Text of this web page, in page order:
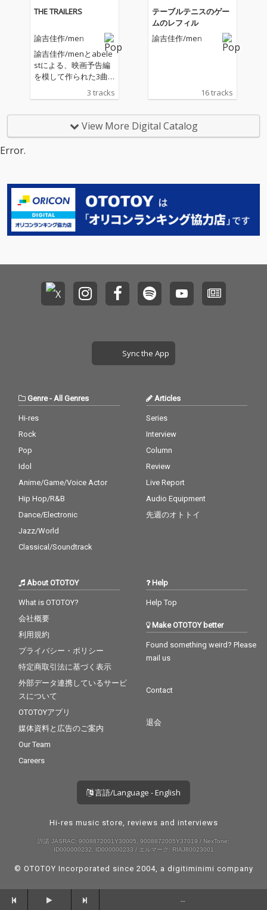
焦らず、運命にへつら
わず過ごすことが私的
との関係や情勢は待っ
てくれず、往々にし
て、大事なことほど急
を要する（というより
的に大事にされるがち
なことこそ、いつでも
いいと感じられるのは
も「今じゃなくてもい
い/それはいつでもい
い」と歌ってきました
が、それはこうしてリ
リースされることにな
行されることです。
映画が設定されてお
り、M1 日常系アドベ
ンチャー（アニメ）、
M2 ホラー（実写）、M
3 カートゥーン系コメ
る。 制作は、作詞作曲
リフ、ミックスなど、
ほぼ全ての工程が共同
THE TRAILERS
諭吉佳作/men
諭吉佳作/menとabele
stによる、映画予告編
を模して作られた3曲
入りの音楽作品。 映画
予告編という形式に
して働くことや、断片
のみでまだ見ぬ本編へ
曲にはそれぞれ架空の
映画が設定されてお
り、M1 日常系アドベ
ンチャー（アニメ）、
M2 ホラー（実写）、M
ンルで構成されてい
る。 制作は、作詞作曲
編曲、脚本、歌唱、セ
3 tracks
テーブルテニスのゲー
ムのレフィル
諭吉佳作/men
16 tracks
View More Digital Catalog
Error.
Sync the App
Genre- All Genres
Hi-res
Rock
Pop
Idol
Anime/Game/Voice Actor
Hip Hop/R&B
Dance/Electronic
Jazz/World
Classical/Soundtrack
Articles
Series
Interview
Column
Review
Live Report
Audio Equipment
先週のオトトイ
About OTOTOY
What is OTOTOY?
会社概要
利用規約
プライバシー・ポリシー
特定商取引法に基づく表示
外部データ連携しているサービ
スについて
OTOTOYアプリ
媒体資料と広告のご案内
Our Team
Careers
Help
Help Top
Make OTOTOY better
Found something weird? Please
mail us
Contact
退会
言語/Language - English
Hi-res music store, reviews and interviews
許諾 JASRAC: 9008872001Y30005, 9008872005Y37019 / NexTone:
ID000000232, ID000000233 / エルマーク: RIAJ80023001
© OTOTOY Incorporated since 2004, a digitiminimi company
--